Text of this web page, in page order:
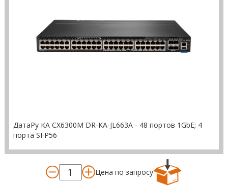
ДатаРу КА СХ6300M DR-KА-JL663A - 48 портов 1GbE; 4
порта SFP56
Цена по запросу